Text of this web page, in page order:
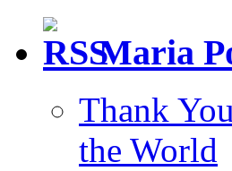
Maria
Thank
the World